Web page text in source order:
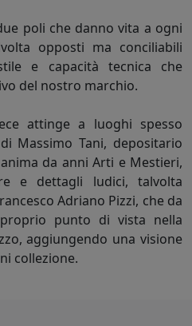
poli che danno vita a ogni
opposti ma conciliabili
e capacità tecnica che
del nostro marchio.
attinge a luoghi spesso
Massimo Tani, depositario
da anni Arti e Mestieri,
e dettagli ludici, talvolta
Adriano Pizzi, che da
punto di vista nella
aggiungendo una visione
collezione.